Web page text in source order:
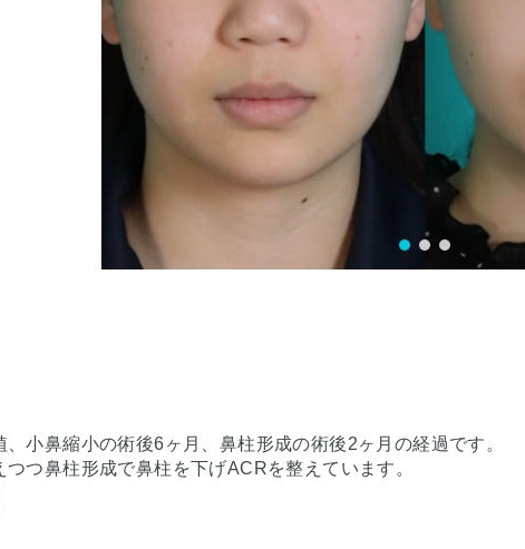
小鼻縮小の術後6ヶ月、鼻柱形成の術後2ヶ月の経過です。
つ鼻柱形成で鼻柱を下げACRを整えています。